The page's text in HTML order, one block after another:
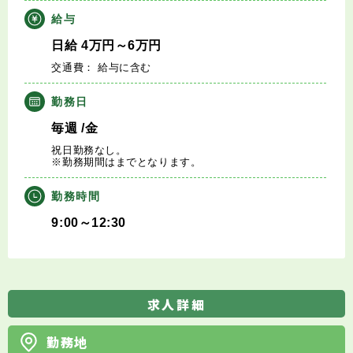
データで見る医師の平均年収
医師に役立つ取材記事
大学医局紹介
給与
日給4万円 ～6万円
交通費： 給与に含む
勤務日
毎週 /金
祝日勤務なし。
※勤務期間はまでとなります。
勤務時間
9:00～12:30
求人詳細
勤務地